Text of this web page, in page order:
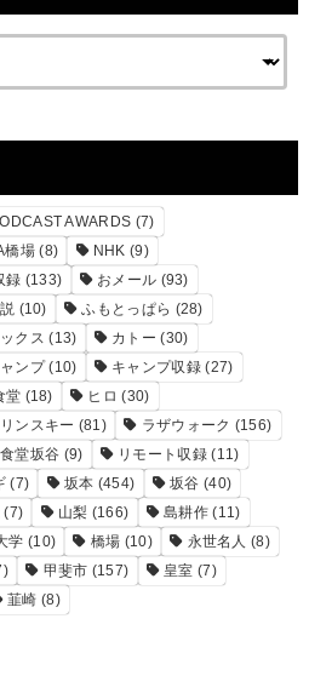
AWARDS (7)
橋場 (8) NHK (9)
録 (133) おメール (93)
(10) ふもとっぱら (28)
クス (13) カトー (30)
ンプ(10) キャンプ収録(27)
堂 (18) ヒロ (30)
ンスキー (81) ラザウォーク (156)
堂坂谷 (9) リモート収録(11)
(7) 坂本 (454) 坂谷 (40)
(7) 山梨 (166) 島耕作(11)
学 (10) 橋場 (10) 永世名人 (8)
甲斐市 (157) 皇室 (7)
韮崎 (8)